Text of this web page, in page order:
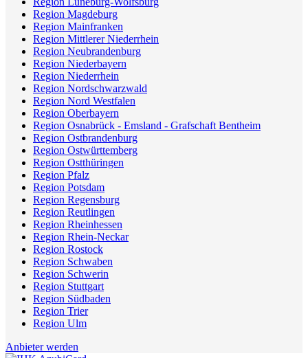
Region Magdeburg
Region Mainfranken
Region Mittlerer Niederrhein
Region Neubrandenburg
Region Niederbayern
Region Niederrhein
Region Nordschwarzwald
Region Nord Westfalen
Region Oberbayern
Region Osnabrück - Emsland - Grafschaft Bentheim
Region Ostbrandenburg
Region Ostwürttemberg
Region Ostthüringen
Region Pfalz
Region Potsdam
Region Regensburg
Region Reutlingen
Region Rheinhessen
Region Rhein-Neckar
Region Rostock
Region Schwaben
Region Schwerin
Region Stuttgart
Region Südbaden
Region Trier
Region Ulm
Anbieter werden